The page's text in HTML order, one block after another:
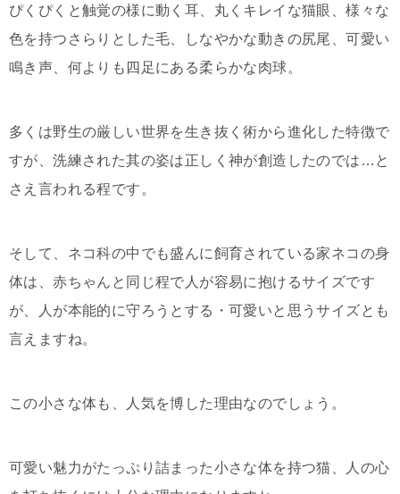
ぴくぴくと触覚の様に動く耳、丸くキレイな猫眼、様々な
色を持つさらりとした毛、しなやかな動きの尻尾、可愛い
鳴き声、何よりも四足にある柔らかな肉球。
多くは野生の厳しい世界を生き抜く術から進化した特徴で
すが、洗練された其の姿は正しく神が創造したのでは…と
さえ言われる程です。
そして、ネコ科の中でも盛んに飼育されている家ネコの身
体は、赤ちゃんと同じ程で人が容易に抱けるサイズです
が、人が本能的に守ろうとする・可愛いと思うサイズとも
言えますね。
この小さな体も、人気を博した理由なのでしょう。
可愛い魅力がたっぷり詰まった小さな体を持つ猫、人の心